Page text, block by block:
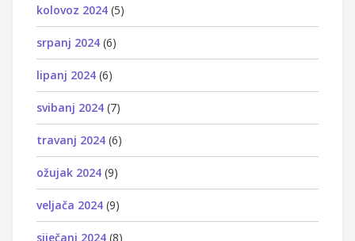
kolovoz 2024 (5)
srpanj 2024 (6)
lipanj 2024 (6)
svibanj 2024 (7)
travanj 2024 (6)
ožujak 2024 (9)
veljača 2024 (9)
siječanj 2024 (8)